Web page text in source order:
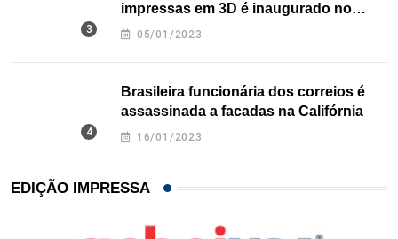
impressas em 3D é inaugurado no
Texas
05/01/2023
Brasileira funcionária dos correios é
assassinada a facadas na Califórnia
16/01/2023
EDIÇÃO IMPRESSA